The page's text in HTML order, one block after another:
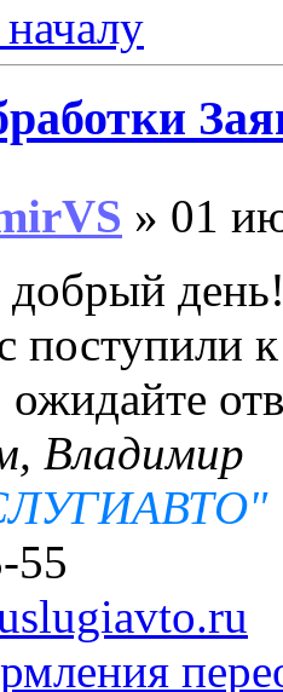
» 01
добрый
поступили
Владимир
55